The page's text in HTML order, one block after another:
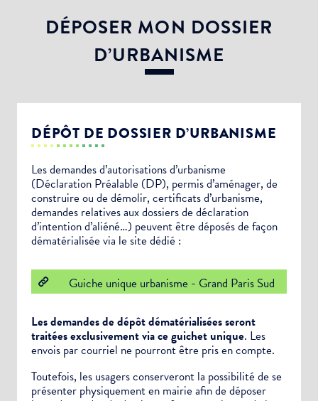
LA VILLE
DÉMOCRATIE
PARTICIPATIVE
DÉPOSER MON DOSSIER
D’URBANISME
DÉPÔT DE DOSSIER D’URBANISME
Les demandes d’autorisations d’urbanisme
(Déclaration Préalable (DP), permis d’aménager, de
construire ou de démolir, certificats d’urbanisme,
demandes relatives aux dossiers de déclaration
d’intention d’aliéné…) peuvent être déposés de façon
dématérialisée via le site dédié :
Guiche unique urbanisme - Grand Paris Sud
Les demandes de dépôt dématérialisées seront
traitées exclusivement via ce guichet unique. Les
envois par courriel ne pourront être pris en compte.
Toutefois, les usagers conserveront la possibilité de se
présenter physiquement en mairie afin de déposer